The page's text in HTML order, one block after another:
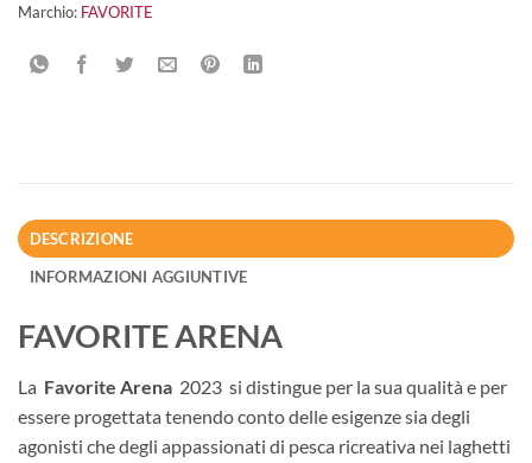
Marchio: FAVORITE
DESCRIZIONE
INFORMAZIONI AGGIUNTIVE
FAVORITE ARENA
La Favorite Arena 2023 si distingue per la sua qualità e per
essere progettata tenendo conto delle esigenze sia degli
agonisti che degli appassionati di pesca ricreativa nei laghetti